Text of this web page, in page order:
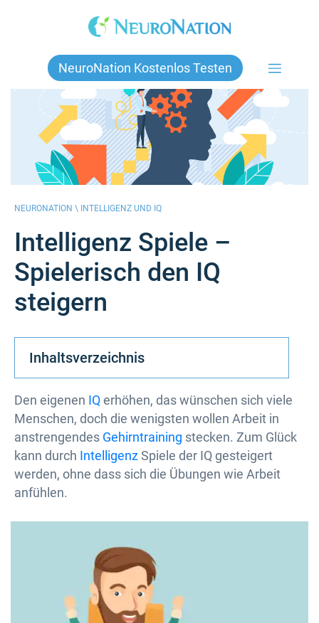
NeuroNation Kostenlos Testen
NEURONATION \ INTELLIGENZ UND IQ
Intelligenz Spiele –
Spielerisch den IQ
steigern
Inhaltsverzeichnis
Den eigenen IQerhöhen, das wünschen sich viele
Menschen, doch die wenigsten wollen Arbeit in
anstrengendes Gehirntraining stecken. Zum Glück
kann durch IntelligenzSpiele der IQ gesteigert
werden, ohne dass sich die Übungen wie Arbeit
anfühlen.